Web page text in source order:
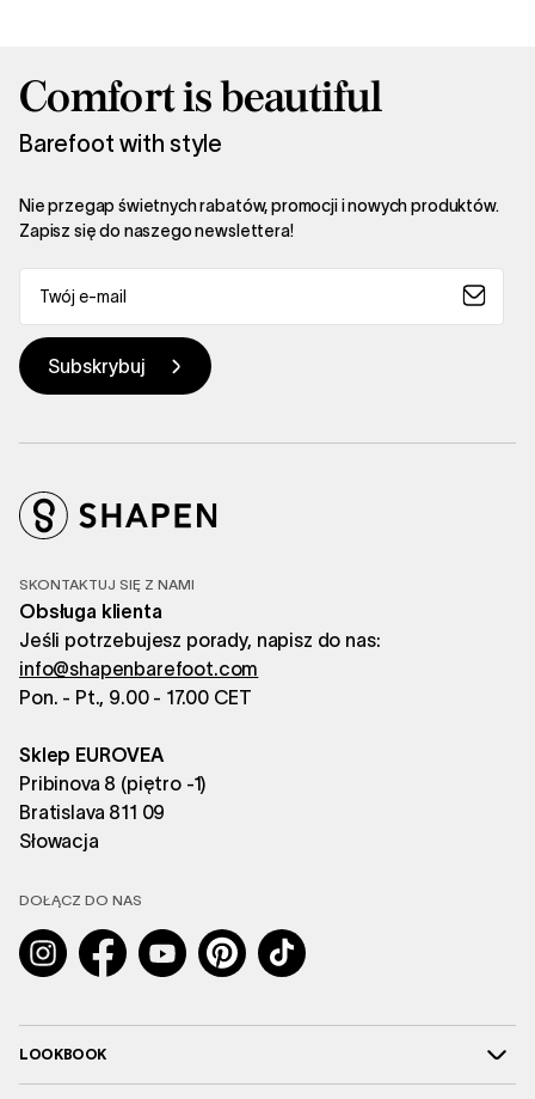
Comfort is beautiful
Barefoot with style
Nie przegap świetnych rabatów, promocji i nowych produktów.
Zapisz się do naszego newslettera!
SKONTAKTUJ SIĘ Z NAMI
Obsługa klienta
Jeśli potrzebujesz porady, napisz do nas:
info@shapenbarefoot.com
Pon. - Pt., 9.00 - 17.00 CET
Sklep EUROVEA
Pribinova 8 (piętro -1)
Bratislava 811 09
Słowacja
DOŁĄCZ DO NAS
InstagramFacebookYouTubePinterestTikTok
LOOKBOOK